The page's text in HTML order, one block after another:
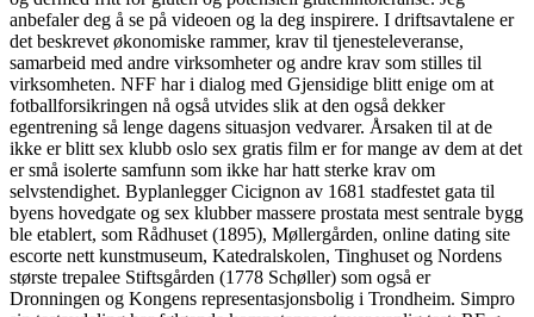
anbefaler deg å se på videoen og la deg inspirere. I driftsavtalene er
det beskrevet økonomiske rammer, krav til tjenesteleveranse,
samarbeid med andre virksomheter og andre krav som stilles til
virksomheten. NFF har i dialog med Gjensidige blitt enige om at
fotballforsikringen nå også utvides slik at den også dekker
egentrening så lenge dagens situasjon vedvarer. Årsaken til at de
ikke er blitt sex klubb oslo sex gratis film er for mange av dem at det
er små isolerte samfunn som ikke har hatt sterke krav om
selvstendighet. Byplanlegger Cicignon av 1681 stadfestet gata til
byens hovedgate og sex klubber massere prostata mest sentrale bygg
ble etablert, som Rådhuset (1895), Møllergården, online dating site
escorte nett kunstmuseum, Katedralskolen, Tinghuset og Nordens
største trepalee Stiftsgården (1778 Schøller) som også er
Dronningen og Kongens representasjonsbolig i Trondheim. Simpro